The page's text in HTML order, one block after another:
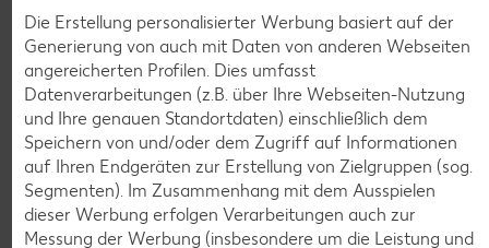
je 400-g-Becher
(1 kg = 3.23)
1.29
Diese Artikel findest du an unserer
Frischetheke
Die Erstellung personalisierter Werbung basiert auf der
Generierung von auch mit Daten von anderen Webseiten
angereicherten Profilen. Dies umfasst
Datenverarbeitungen (z.B. über Ihre Webseiten-Nutzung
und Ihre genauen Standortdaten) einschließlich dem
Speichern von und/oder dem Zugriff auf Informationen
auf Ihren Endgeräten zur Erstellung von Zielgruppen (sog.
Segmenten). Im Zusammenhang mit dem Ausspielen
dieser Werbung erfolgen Verarbeitungen auch zur
Messung der Werbung (insbesondere um die Leistung und